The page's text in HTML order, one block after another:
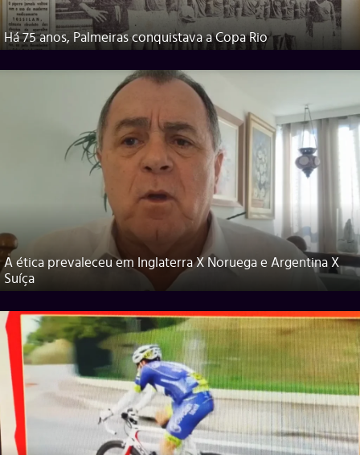
Há 75 anos, Palmeiras conquistava a Copa Rio
A ética prevaleceu em Inglaterra X Noruega e Argentina X
Suíça